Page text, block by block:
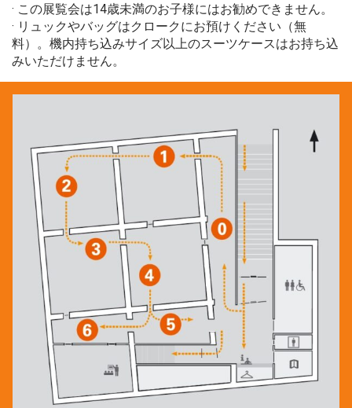
· この展覧会は14歳未満のお子様にはお勧めできません。
· リュックやバッグはクロークにお預けください（無
料）。機内持ち込みサイズ以上のスーツケースはお持ち込
みいただけません。